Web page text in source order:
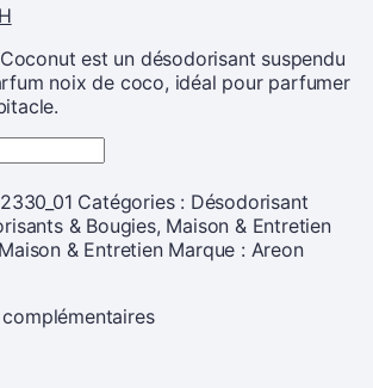
est un désodorisant suspendu
noix de coco, idéal pour parfumer
Catégories : Désodorisant
& Bougies, Maison & Entretien
& Entretien Marque : Areon